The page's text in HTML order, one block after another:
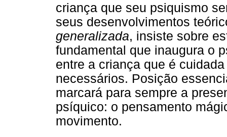
criança que seu psiquismo
seus desenvolvimentos
generalizada, insiste sobre
fundamental que inaugura o
entre a criança que é
necessários. Posição
marcará para sempre a
psíquico: o pensamento
movimento.